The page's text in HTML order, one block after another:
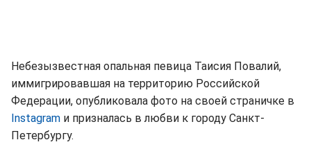
Небезызвестная опальная певица Таисия Повалий,
иммигрировавшая на территорию Российской
Федерации, опубликовала фото на своей страничке в
Instagram и призналась в любви к городу Санкт-
Петербургу.